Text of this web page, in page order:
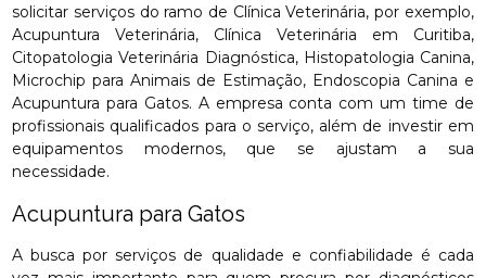
solicitar serviços do ramo de Clínica Veterinária, por exemplo,
Acupuntura Veterinária, Clínica Veterinária em Curitiba,
Citopatologia Veterinária Diagnóstica, Histopatologia Canina,
Microchip para Animais de Estimação, Endoscopia Canina e
Acupuntura para Gatos. A empresa conta com um time de
profissionais qualificados para o serviço, além de investir em
equipamentos modernos, que se ajustam a sua
necessidade.
Acupuntura para Gatos
A busca por serviços de qualidade e confiabilidade é cada